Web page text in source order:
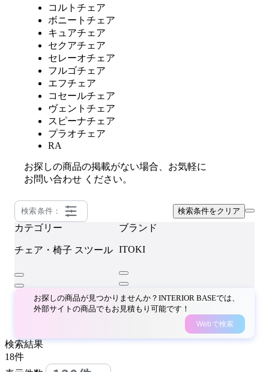
コルトチェア
ボニートチェア
キュアチェア
セクアチェア
セレーオチェア
フルゴチェア
エフチェア
コセールチェア
ヴェントチェア
スピーナチェア
プラオチェア
RA
お探しの商品の掲載がない場合、お気軽に
お問い合わせ ください。
検索条件： 検索条件をクリア
カテゴリー
チェア・椅子 スツール
ブランド
ITOKI
お探しの商品が見つかりませんか？INTERIOR BASEでは、
外部サイトの商品でもお見積もり可能です！
Webで検索
検索結果
18件